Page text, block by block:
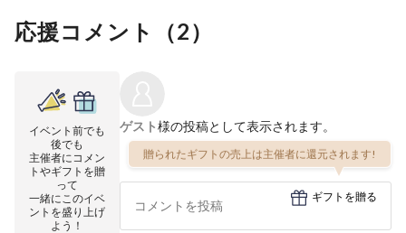
応援コメント（2）
イベント前でも
後でも
主催者にコメン
トやギフトを贈
って
一緒にこのイベ
ントを盛り上げ
よう！
ゲスト様の投稿として表示されます。
贈られたギフトの売上は主催者に還元されます!
ギフトを贈る